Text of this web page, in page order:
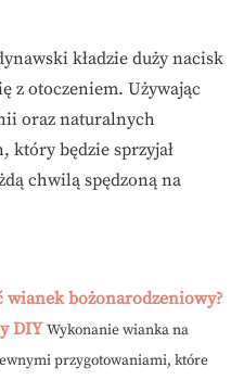
kładzie duży nacisk
z otoczeniem. Używając
oraz naturalnych
który będzie sprzyjał
chwilą spędzoną na
wianek bożonarodzeniowy?
DIY Wykonanie wianka na
przygotowaniami, które